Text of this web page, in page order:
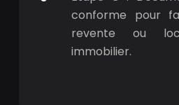
conforme pour
revente ou
immobilier.